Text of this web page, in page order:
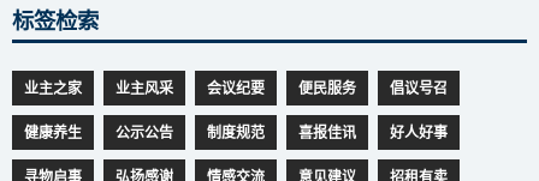
标签检索
业主之家 业主风采 会议纪要 便民服务 倡议号召
健康养生 公示公告 制度规范 喜报佳讯 好人好事